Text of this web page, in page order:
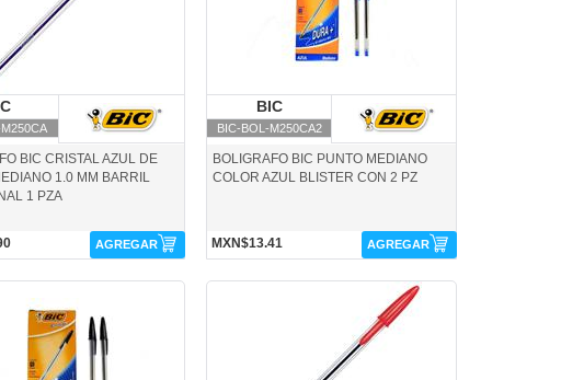
BIC CRISTAL AZUL DE
1.0 MM BARRIL
1 PZA
AGREGAR
BIC
BIC-BOL-M250CA2
BOLIGRAFO BIC PUNTO MEDIANO
COLOR AZUL BLISTER CON 2 PZ
MXN$13.41 AGREGAR